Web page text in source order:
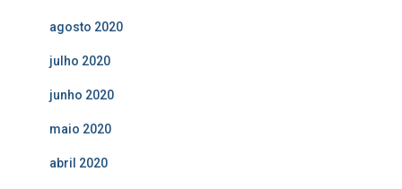
agosto 2020
julho 2020
junho 2020
maio 2020
abril 2020